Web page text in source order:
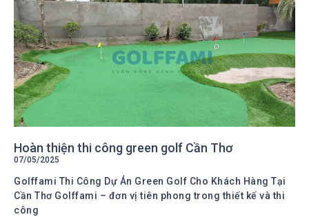
Hoàn thiện thi công green golf Cần Thơ
07/05/2025
Golffami Thi Công Dự Án Green Golf Cho Khách Hàng Tại
Cần Thơ Golffami – đơn vị tiên phong trong thiết kế và thi
công